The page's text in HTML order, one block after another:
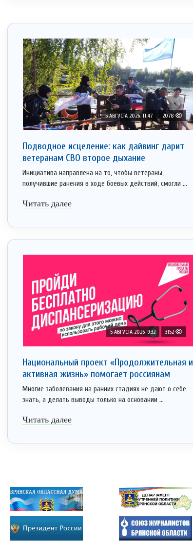
5 АВГУСТА 2026, 11:47 2078
Подводное исцеление: как дайвинг дарит
ветеранам СВО второе дыхание
Инициатива направлена на то, чтобы ветераны,
получившие ранения в ходе боевых действий, смогли ...
Читать далее
5 АВГУСТА 2026, 9:32 3152
Национальный проект «Продолжительная и
активная жизнь» помогает россиянам
Многие заболевания на ранних стадиях не дают о себе
знать, а делать выводы только на основании ...
Читать далее